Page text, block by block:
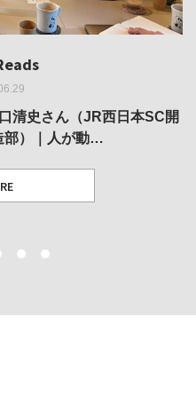
清史さん（JR西日本SC開
部）｜人が動…
津庸一は、「大阪のゆかり
ができたのか…
会の残像
個展「余りの風景」
の線——「ライフライン」
4 5